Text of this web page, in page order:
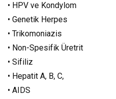
• HPV ve Kondylom
• Genetik Herpes
• Trikomoniazis
• Non-Spesifik Üretrit
• Sifiliz
• Hepatit A, B, C,
• AIDS